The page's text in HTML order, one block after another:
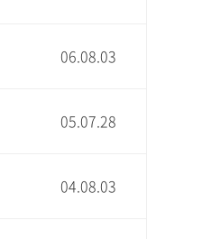
06.08.03
05.07.28
04.08.03